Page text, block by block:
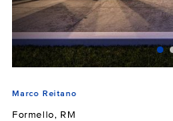
Marco Reitano
Formello, RM